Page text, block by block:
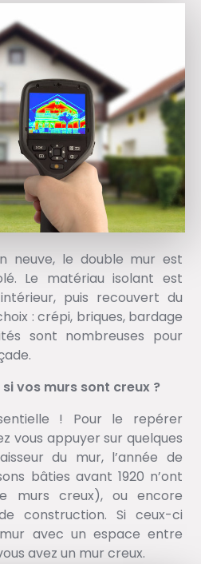
neuve, le double mur est
Le matériau isolant est
puis recouvert du
: crépi, briques, bardage
sont nombreuses pour
vos murs sont creux ?
! Pour le repérer
vous appuyer sur quelques
du mur, l’année de
bâties avant 1920 n’ont
murs creux), ou encore
construction. Si ceux-ci
avec un espace entre
avez un mur creux.